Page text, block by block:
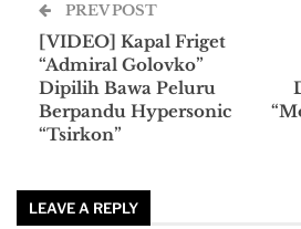
PREV POST
[VIDEO] Kapal Friget
“Admiral Golovko”
Dipilih Bawa Peluru
Berpandu Hypersonic
“Tsirkon”
LEAVE A REPLY